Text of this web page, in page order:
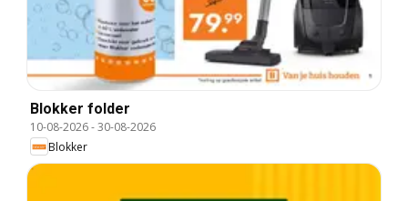
Blokker folder
10-08-2026-30-08-2026
Blokker